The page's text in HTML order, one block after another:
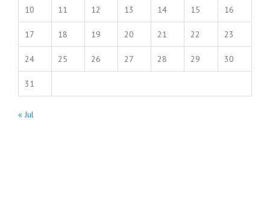
10 11 12 13 14 15 16
17 18 19 20 21 22 23
24 25 26 27 28 29 30
31
« Jul